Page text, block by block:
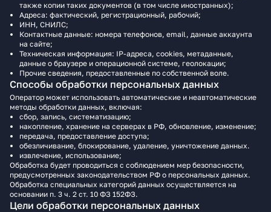
также копии таких документов (в том числе иностранных);
Адреса: фактический, регистрационный, рабочий;
ИНН, СНИЛС;
Контактные данные: номера телефонов, email, данные аккаунта
на сайте;
Техническая информация: IP-адреса, cookies, метаданные,
данные о браузере и операционной системе, геолокации;
Прочие сведения, предоставленные по собственной воле.
Способы обработки персональных данных
Оператор может использовать автоматические и неавтоматические
методы обработки данных, включая:
сбор, запись, систематизацию;
накопление, хранение на серверах в РФ, обновление, изменение;
передача, предоставление доступа;
обезличивание, блокирование, удаление, уничтожение данных.
извлечение, использование;
Обработка будет проводиться c соблюдением мер безопасности,
предусмотренных законодательством РФ о персональных данных.
Обработка специальных категорий данных осуществляется на
основании п. 3 ч. 2 ст. 10 ФЗ 152ФЗ.
Цели обработки персональных данных